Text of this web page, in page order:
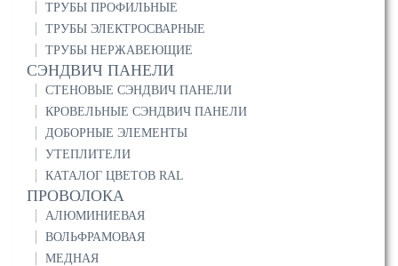
ТРУБЫ ПРОФИЛЬНЫЕ
ТРУБЫ ЭЛЕКТРОСВАРНЫЕ
ТРУБЫ НЕРЖАВЕЮЩИЕ
СЭНДВИЧ ПАНЕЛИ
СТЕНОВЫЕ СЭНДВИЧ ПАНЕЛИ
КРОВЕЛЬНЫЕ СЭНДВИЧ ПАНЕЛИ
ДОБОРНЫЕ ЭЛЕМЕНТЫ
УТЕПЛИТЕЛИ
КАТАЛОГ ЦВЕТОВ RAL
ПРОВОЛОКА
АЛЮМИНИЕВАЯ
ВОЛЬФРАМОВАЯ
МЕДНАЯ